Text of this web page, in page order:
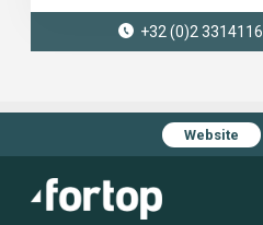
+32 (0)2 3314116
Website